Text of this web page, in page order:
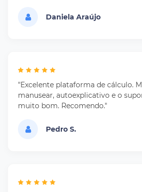
Daniela Araújo
"Excelente plataforma de cálculo.
manusear, autoexplicativo e o
muito bom. Recomendo."
Pedro S.